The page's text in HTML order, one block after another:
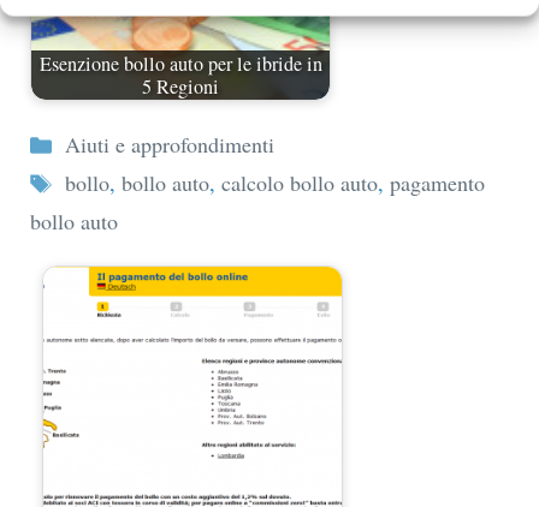
Esenzione bollo auto per le ibride in
5 Regioni
Categorie
Aiuti e approfondimenti
Tag
bollo, bollo auto, calcolo bollo auto, pagamento
bollo auto